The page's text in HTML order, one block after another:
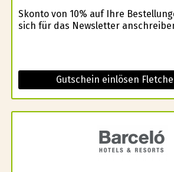
Skonto von 10% auf Ihre
sich für das Newsletter
Gutschein einlösen